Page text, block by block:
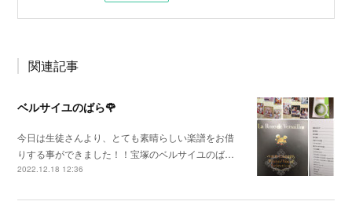
関連記事
ベルサイユのばら🌹
今日は生徒さんより、とても素晴らしい楽譜をお借
りする事ができました！！宝塚のベルサイユのば…
2022.12.18 12:36